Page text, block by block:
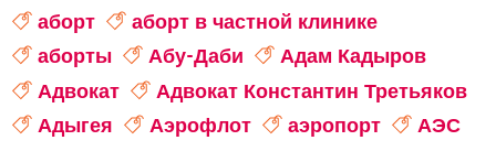
аборт
аборт в частной клинике
аборты
Абу-Даби
Адам Кадыров
Адвокат
Адвокат Константин Третьяков
Адыгея
Аэрофлот аэропорт
АЭС